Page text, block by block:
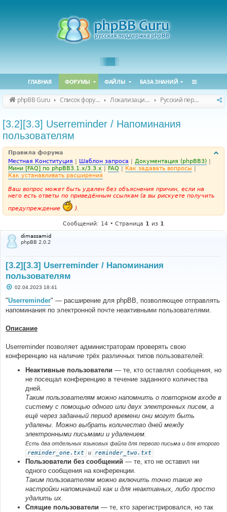
ГЛАВНАЯ ФОРУМЫ ФАЙЛЫ БАЗА ЗНАНИЙ
phpBB Guru Список форумов Локализация phpBB Русский перевод расширений
[3.2][3.3] Userreminder / Напоминания
пользователям
Правила форума
Местная Конституция | Шаблон запроса | Документация (phpBB3) |
Мини [FAQ] по phpBB3.1.x/3.3.x | FAQ | Как задавать вопросы |
Как устанавливать расширения
Ваш вопрос может быть удален без объяснения причин, если на
него есть ответы по приведённым ссылкам (а вы рискуете получить
предупреждение
).
Сообщений: 14 • Страница 1 из 1
dimassamid
phpBB 2.0.2
[3.2][3.3] Userreminder / Напоминания
пользователям
С
о
б
щ
и
02.04.2023 18:41
"Userreminder" — расширение для phpBB, позволяющее отправлять
напоминания по электронной почте неактивными пользователями.
Описание
Userreminder позволяет администраторам проверять свою
конференцию на наличие трёх различных типов пользователей:
Неактивные пользователи — те, кто оставлял сообщения, но
не посещал конференцию в течение заданного количества
дней.
Таким пользователям можно напомнить о повторном входе в
систему с помощью одного или двух электронных писем, а
ещё через заданный период времени они могут быть
удалены. Можно выбрать количество дней между
электронными письмами и удалением.
Есть два отдельных языковых файла для первого письма и для второго
reminder_one.txt и reminder_two.txt
Пользователи без сообщений — те, кто не оставил ни
одного сообщения на конференции.
Таким пользователям можно включить точно такие же
настройки напоминаний как и для неактивных, либо просто
удалить их.
Спящие пользователи — те, кто зарегистрировался, но так